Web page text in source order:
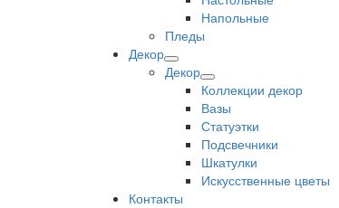
Напольные
Пледы
Декор
Декор
Коллекции декор
Вазы
Статуэтки
Подсвечники
Шкатулки
Искусственные цветы
Контакты